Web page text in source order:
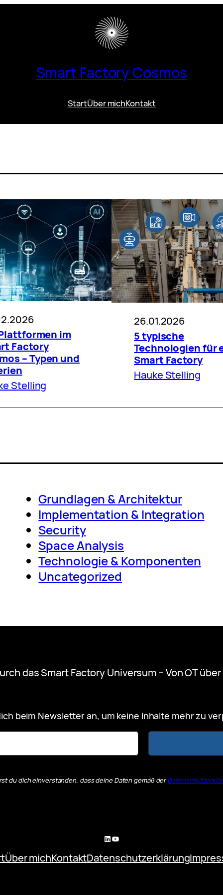
Smart Factory Cosmos
StartÜber michKontakt
im
Factory
– Typen und
Stelling
26.01.2026
5 typische
Technologien für
Smart Factory
Hauke Stelling
Grundlagen & Architektur
Implementation & Integration
Security
Space Analysis
Technologie & Komponenten
Uncategorized
das Smart Factory Universum – Von OT
beim Newsletter an, um keine Inhalte mehr zu
du dich einverstanden, dass deine Daten gemäß der
LinkedIn
YouTube
Über michKontaktDatenschutzerklärung